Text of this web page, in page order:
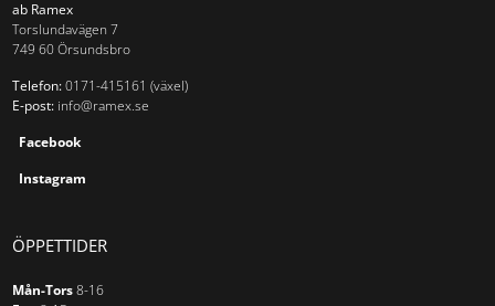
ab Ramex
Torslundavägen 7
749 60 Örsundsbro
Telefon: 0171-415161 (växel)
E-post: info@ramex.se
Facebook
Instagram
ÖPPETTIDER
Mån-Tors 8-16